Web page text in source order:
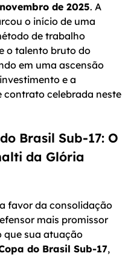
novembro de 2025. A
o início de uma
de trabalho
o talento bruto do
em uma ascensão
e a
contrato celebrada neste
Brasil Sub-17: O
da Glória
favor da consolidação
mais promissor
que sua atuação
do Brasil Sub-17,